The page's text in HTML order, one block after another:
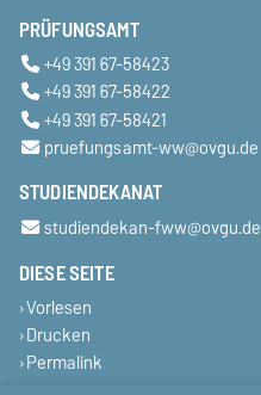
PRÜFUNGSAMT
+49 391 67-58423
+49 391 67-58422
+49 391 67-58421
pruefungsamt-ww@ovgu.de
STUDIENDEKANAT
studiendekan-fww@ovgu.de
DIESE SEITE
Vorlesen
Drucken
Permalink